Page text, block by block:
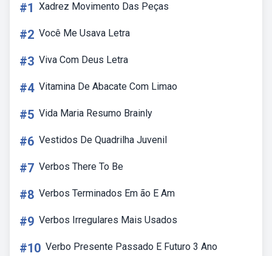
#1 Xadrez Movimento Das Peças
#2 Você Me Usava Letra
#3 Viva Com Deus Letra
#4 Vitamina De Abacate Com Limao
#5 Vida Maria Resumo Brainly
#6 Vestidos De Quadrilha Juvenil
#7 Verbos There To Be
#8 Verbos Terminados Em ão E Am
#9 Verbos Irregulares Mais Usados
#10 Verbo Presente Passado E Futuro 3 Ano